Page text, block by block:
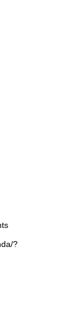
?